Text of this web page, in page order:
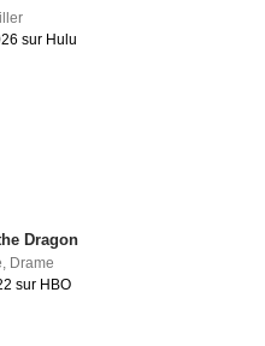
sur Hulu
Dragon
Drame
sur HBO